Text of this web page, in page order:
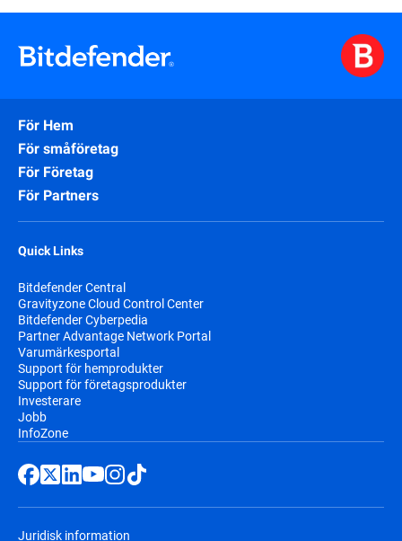
För Hem
För småföretag
För Företag
För Partners
Quick Links
Bitdefender Central
Gravityzone Cloud Control Center
Bitdefender Cyberpedia
Partner Advantage Network Portal
Varumärkesportal
Support för hemprodukter
Support för företagsprodukter
Investerare
Jobb
InfoZone
Juridisk information